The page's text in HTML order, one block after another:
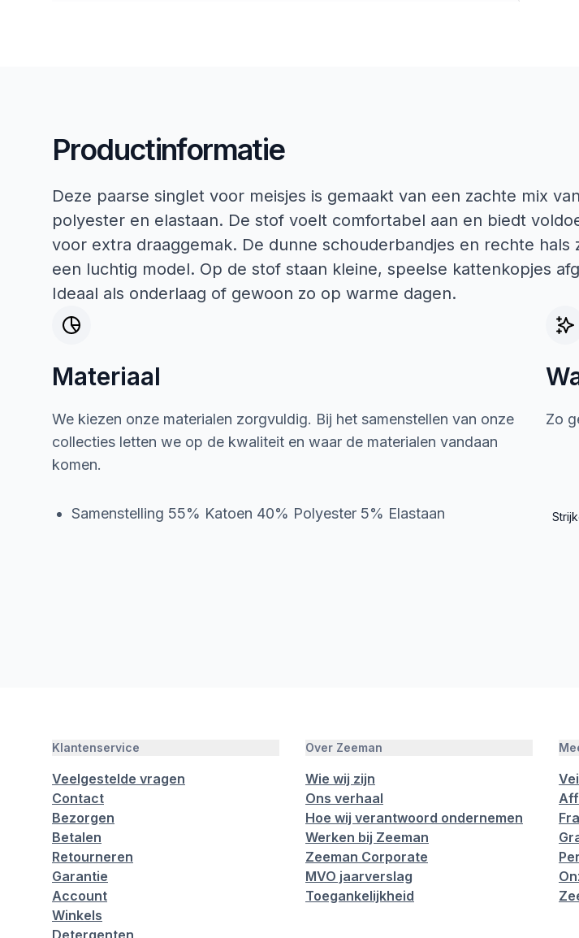
Productinformatie
Deze paarse singlet voor meisjes is gemaakt van een zachte mix
polyester en elastaan. De stof voelt comfortabel aan en biedt
voor extra draaggemak. De dunne schouderbandjes en rechte hals
een luchtig model. Op de stof staan kleine, speelse kattenkopjes
Ideaal als onderlaag of gewoon zo op warme dagen.
Materiaal
We kiezen onze materialen zorgvuldig. Bij het samenstellen van onze
collecties letten we op de kwaliteit en waar de materialen vandaan
komen.
Samenstelling 55% Katoen 40% Polyester 5% Elastaan
Zo
Klantenservice
Veelgestelde vragen
Contact
Bezorgen
Betalen
Retourneren
Garantie
Account
Winkels
Detergenten
Over Zeeman
Wie wij zijn
Ons verhaal
Hoe wij verantwoord ondernemen
Werken bij Zeeman
Zeeman Corporate
MVO jaarverslag
Toegankelijkheid